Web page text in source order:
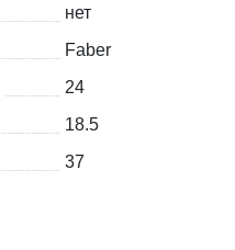
нет
Faber
24
18.5
37